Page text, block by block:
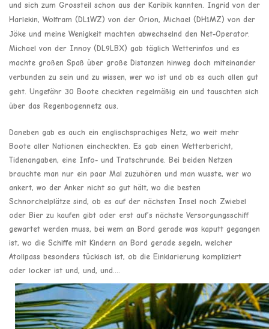
und sich zum Grossteil schon aus der Karibik kannten. Ingrid von der
Harlekin, Wolfram (DL1WZ) von der Orion, Michael (DH1MZ) von der
Jöke und meine Wenigkeit machten abwechselnd den Net-Operator.
Michael von der Innoy (DL9LBX) gab täglich Wetterinfos und es
machte großen Spaß über große Distanzen hinweg doch miteinander
verbunden zu sein und zu wissen, wer wo ist und ob es auch allen gut
geht. Ungefähr 30 Boote checkten regelmäßig ein und tauschten sich
über das Regenbogennetz aus.
Daneben gab es auch ein englischsprachiges Netz, wo weit mehr
Boote aller Nationen eincheckten. Es gab einen Wetterbericht,
Tidenangaben, eine Info- und Tratschrunde. Bei beiden Netzen
brauchte man nur ein paar Mal zuzuhören und man wusste, wer wo
ankert, wo der Anker nicht so gut hält, wo die besten
Schnorchelplätze sind, ob es auf der nächsten Insel noch Zwiebel
oder Bier zu kaufen gibt oder erst auf’s nächste Versorgungsschiff
gewartet werden muss, bei wem an Bord gerade was kaputt gegangen
ist, wo die Schiffe mit Kindern an Bord gerade segeln, welcher
Atollpass besonders tückisch ist, ob die Einklarierung kompliziert
oder locker ist und, und, und….